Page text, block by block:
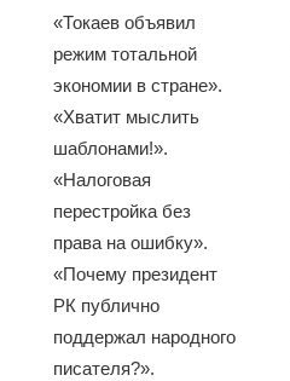
«Токаев объявил
режим тотальной
экономии в стране».
«Хватит мыслить
шаблонами!».
«Налоговая
перестройка без
права на ошибку».
«Почему президент
РК публично
поддержал народного
писателя?».